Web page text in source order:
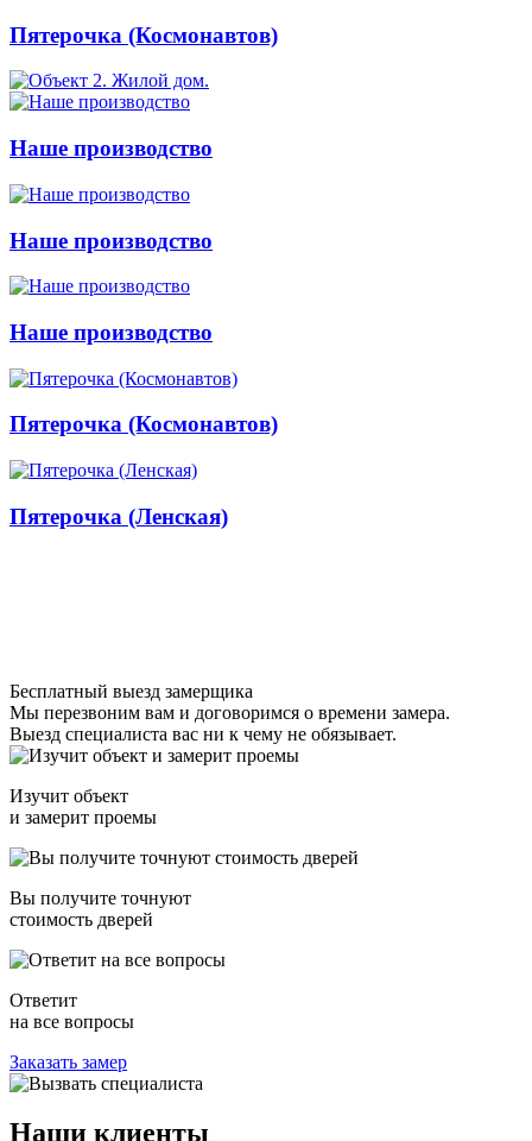
Пятерочка (Космонавтов)
Наше производство
Наше производство
Наше производство
Пятерочка (Космонавтов)
Пятерочка (Ленская)
Бесплатный выезд замерщика
Мы перезвоним вам и договоримся о времени замера.
Выезд специалиста вас ни к чему не обязывает.
Изучит объект
и замерит проемы
Вы получите точнуют
стоимость дверей
Ответит
на все вопросы
Заказать замер
Наши клиенты